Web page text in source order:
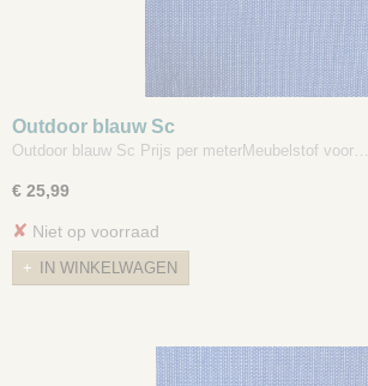
Outdoor blauw Sc
Outdoor blauw Sc Prijs per meterMeubelstof voor…
€ 25,99
✘ Niet op voorraad
IN WINKELWAGEN